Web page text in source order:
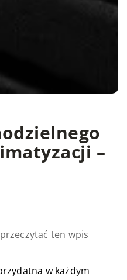
–
ten wpis
w każdym